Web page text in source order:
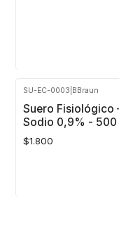
SU-EC-0003 BBraun
Suero Fisiológico
Sodio 0,9% - 500
$1.800